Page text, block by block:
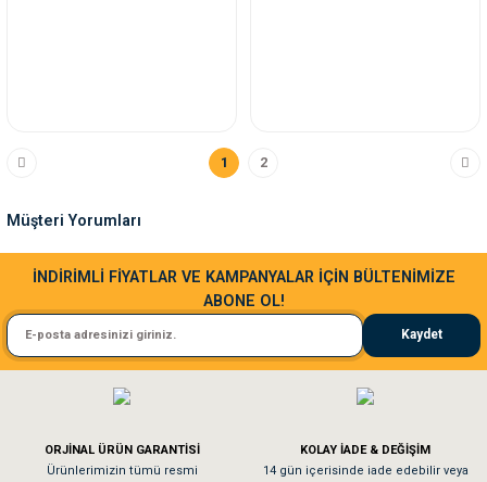
1 2
Müşteri Yorumları
Sa**** Ta******
Kedim taze mamaya bayıldı kargo fimrasın da bir sorun yaşadım ve arkadaşlar
El**** Ek******
Köpeğim bayıldı hediyeler için teşekkürler
As**** Tu******
İNDİRİMLİ FİYATLAR VE KAMPANYALAR İÇİN BÜLTENİMİZE
ABONE OL!
Kaydet
ORJİNAL ÜRÜN GARANTİSİ
Ürünlerimizin tümü resmi
KOLAY İADE & DEĞİŞİM
14 gün içerisinde iade edebilir veya